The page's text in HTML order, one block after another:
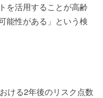
を活用することが高齢
能性がある」という検
ける2年後のリスク点数